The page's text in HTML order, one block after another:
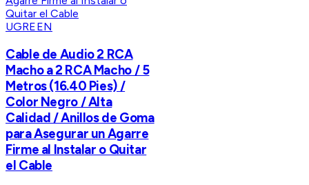
UGREEN
Cable de Audio 2 RCA
Macho a 2 RCA Macho / 5
Metros (16.40 Pies) /
Color Negro / Alta
Calidad / Anillos de Goma
para Asegurar un Agarre
Firme al Instalar o Quitar
el Cable